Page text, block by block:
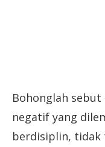
Bohonglah sebut
negatif yang
berdisiplin, tidak